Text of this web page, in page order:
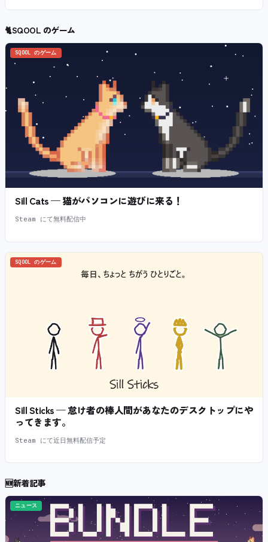
🐈SQOOL のゲーム
SQOOL のゲーム
Sill Cats — 猫がパソコンに遊びに来る！
Steam にて無料配信中
SQOOL のゲーム
Sill Sticks — 怠け者の棒人間があなたのデスクトップにや
ってきます。
Steam にて近日無料配信予定
🆕新着記事
ニュース